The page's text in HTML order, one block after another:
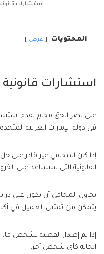
استشارات
المحتويات عرض
استشارات قانونية
علي نصر الحق محامٍ يقدم
في دولة الإمارات العربية
إذا كان المحامي غير قادر على
القانونية التي ستساعد على
يحاول المحامي أن يكون على
يتمكن من تمثيل العميل في
إذا تم إصدار القضية لشخص
الحالة كأي شخص آخر.